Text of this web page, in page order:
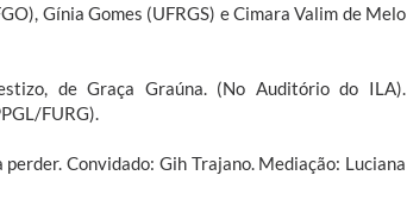
Gínia Gomes (UFRGS) e Cimara Valim de Melo
de Graça Graúna. (No Auditório do ILA).
FURG).
Convidado: Gih Trajano. Mediação: Luciana